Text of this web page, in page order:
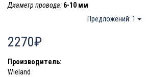
Диаметр провода: 6-10 мм
Предложений: 1
2270₽
Производитель:
Wieland